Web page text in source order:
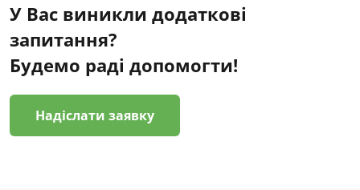
У Вас виникли додаткові
запитання?
Будемо раді допомогти!
Надіслати заявку